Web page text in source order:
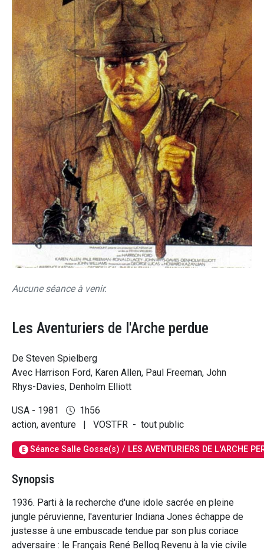
Aucune séance à venir.
Les Aventuriers de l'Arche perdue
De Steven Spielberg
Avec Harrison Ford, Karen Allen, Paul Freeman, John
Rhys-Davies, Denholm Elliott
USA - 1981
1h56
action, aventure
| VOSTFR - tout public
E Séance Salle Gosse(s) / LES AVENTURIERS DE L'ARCHE
Synopsis
1936. Parti à la recherche d'une idole sacrée en pleine
jungle péruvienne, l'aventurier Indiana Jones échappe de
justesse à une embuscade tendue par son plus coriace
adversaire : le Français René Belloq.Revenu à la vie civile